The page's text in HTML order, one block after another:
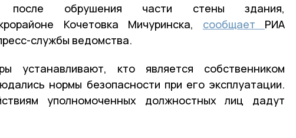
после обрушения части стены здания,
Кочетовка Мичуринска, сообщает РИА
службы ведомства.
устанавливают, кто является собственником
нормы безопасности при его эксплуатации.
уполномоченных должностных лиц дадут